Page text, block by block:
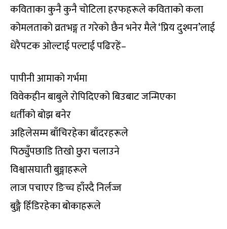
कविताका कुनै कुनै चोटिला हरफहरूले कविताको कला
कोमलताको व्रतभङ्ग त गरेको छैन भनेर मैले ‘प्रिय दुश्मन’लाई
धेरैपटक ओल्टाई पल्टाई पढिरहें–
पापीनी आमाको गर्भमा
विवेकहीन बाबुले रोपिदिएको बिउबाट जन्मिएका
धर्तीको बोझ बनेर
अहिलेसम्म बाँचिरहेका बाँदरहरूले
पिठ्युँपछाडि तिखो छुरा चलाउने
विश्वासघाती बुङ्गाहरूले
लाज पचाएर ङिच्च हाँस्दै निर्लज्ज
बुङ्गै हिँडिरहेका बोकाहरूले